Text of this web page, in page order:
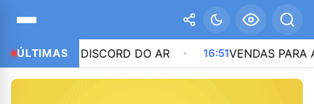
ÚLTIMAS
DO DISCORD DO AR 16:51 VENDAS PARA A CHINA